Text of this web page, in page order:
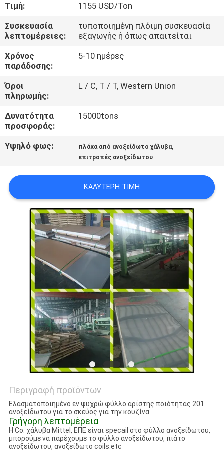
ΕΛΆΤΕ
ΣΕ
ΕΠΑΦΉ
ΜΕ
ΕΙΔΉΣΕΙΣ
ΠΕΡΙΠΤΏΣΕΙΣ
NEWS
SITEMAP
PRIVACY
POLICY
Τιμή:
1155 USD/Ton
Συσκευασία
λεπτομέρειες:
τυποποιημένη πλόιμη συσκευασία
εξαγωγής ή όπως απαιτείται
Χρόνος
παράδοσης:
5-10 ημέρες
Όροι
πληρωμής:
L / C, T / T, Western Union
Δυνατότητα
προσφοράς:
15000tons
Υψηλό φως: πλάκα από ανοξείδωτο χάλυβα,
επιτροπές ανοξείδωτου
ΚΑΛΎΤΕΡΗ ΤΙΜΉ
Περιγραφή προϊόντων
Ελασματοποιημένο εν ψυχρώ φύλλο αρίστης ποιότητας 201
ανοξείδωτου για το σκεύος για την κουζίνα
Γρήγορη λεπτομέρεια
Η Co. χάλυβα Mittel, ΕΠΕ είναι specail στο φύλλο ανοξείδωτου,
μπορούμε να παρέχουμε το φύλλο ανοξείδωτου, πιάτο
ανοξείδωτου, ανοξείδωτο coils.etc